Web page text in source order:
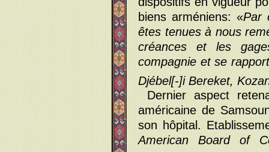
biens arméniens: «Par
êtes tenues à nous
créances et les
compagnie et se
Djébel[-]i Bereket,
Dernier aspect
américaine de
son hôpital.
American Board of